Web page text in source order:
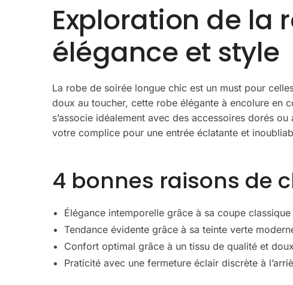
Exploration de la
élégance et style
La robe de soirée longue chic est un must pour
doux au toucher, cette robe élégante à encolure en
s’associe idéalement avec des accessoires dorés
votre complice pour une entrée éclatante et
4 bonnes raisons de
Élégance intemporelle grâce à sa coupe
Tendance évidente grâce à sa teinte verte
Confort optimal grâce à un tissu de qualité et
Praticité avec une fermeture éclair discrète à